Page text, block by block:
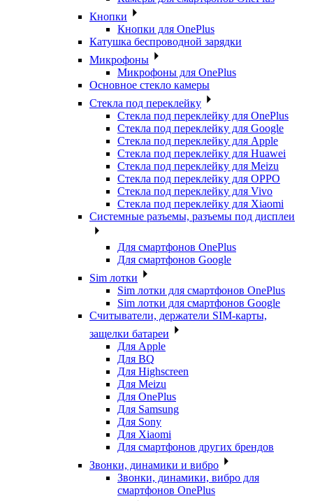
Кнопки
Кнопки для OnePlus
Катушка беспроводной зарядки
Микрофоны
Микрофоны для OnePlus
Основное стекло камеры
Стекла под переклейку
Стекла под переклейку для OnePlus
Стекла под переклейку для Google
Стекла под переклейку для Apple
Стекла под переклейку для Huawei
Стекла под переклейку для Meizu
Стекла под переклейку для OPPO
Стекла под переклейку для Vivo
Стекла под переклейку для Xiaomi
Системные разъемы, разъемы под дисплеи
Для смартфонов OnePlus
Для смартфонов Google
Sim лотки
Sim лотки для смартфонов OnePlus
Sim лотки для смартфонов Google
Считыватели, держатели SIM-карты,
защелки батареи
Для Apple
Для BQ
Для Highscreen
Для Meizu
Для OnePlus
Для Samsung
Для Sony
Для Xiaomi
Для смартфонов других брендов
Звонки, динамики и вибро
Звонки, динамики, вибро для
смартфонов OnePlus